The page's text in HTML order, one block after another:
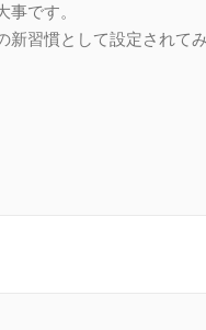
です。
習慣として設定されて